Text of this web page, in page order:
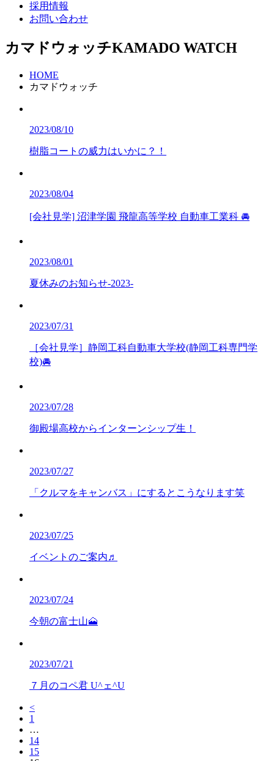
採用情報
お問い合わせ
カマドウォッチKAMADO WATCH
HOME
カマドウォッチ
2023/08/10
樹脂コートの威力はいかに？！
2023/08/04
[会社見学] 沼津学園 飛龍高等学校 自動車工業科 🚘
2023/08/01
夏休みのお知らせ-2023-
2023/07/31
［会社見学］静岡工科自動車大学校(静岡工科専門学
校)🚘
2023/07/28
御殿場高校からインターンシップ生！
2023/07/27
「クルマをキャンバス」にするとこうなります笑
2023/07/25
イベントのご案内♬
2023/07/24
今朝の富士山🗻
2023/07/21
７月のコペ君 U^ェ^U
<
1
…
14
15